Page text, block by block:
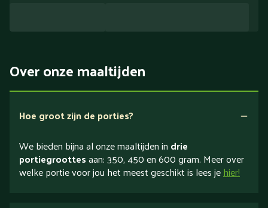
Over onze maaltijden
Hoe groot zijn de porties?
We bieden bijna al onze maaltijden in drie
portiegroottesaan: 350, 450 en 600 gram. Meer over
welke portie voor jou het meest geschikt is lees jehier!